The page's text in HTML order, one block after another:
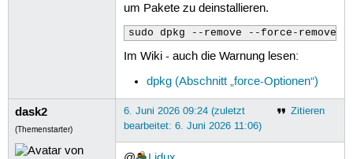
E: Sub-process /usr/bin/dpkg
dpkg: Fehler: dpkg-Frontend-
Anmerkung: Die Sperrdatei zu
den gesperrten Bereich und das
Siehe <https://wiki.debian.org/
um Pakete zu deinstallieren.
sudo dpkg --remove --force-remove-
Im Wiki - auch die Warnung lesen:
dpkg (Abschnitt „force-Optionen“)
dask2
(Themenstarter)
Zitieren
6. Juni 2026 09:24 (zuletzt
bearbeitet: 6. Juni 2026 11:06)